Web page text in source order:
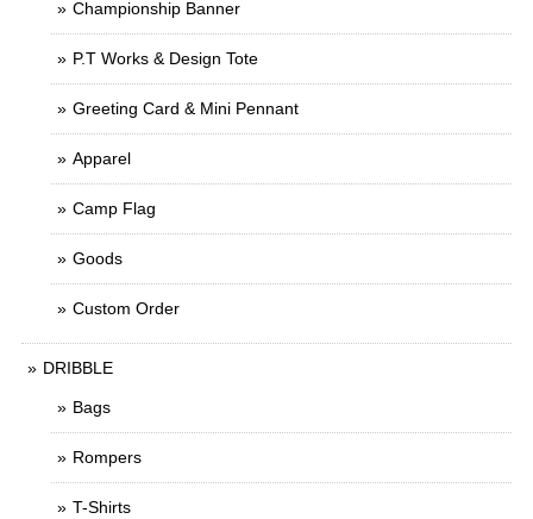
Championship Banner
P.T Works & Design Tote
Greeting Card & Mini Pennant
Apparel
Camp Flag
Goods
Custom Order
DRIBBLE
Bags
Rompers
T-Shirts